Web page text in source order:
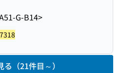
G-B14>
る（21件目～）